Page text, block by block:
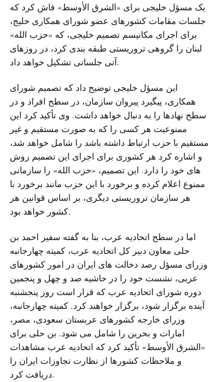
یک مسؤل خلیجی برای «الشرق الأوسط» فاش کرد که
جلسات مقامات کشورهای عضو شورای همکاری خلیج،
برای اجرای مکانیسم تصمیم خلیجی، که «حزب الله»
لبنان را گروهی تروریستی طبقه بندی کرد، در روزهای
آتی جلساتی تشکیل خواهد داد.
این مسؤل خلیجی توضیح داد که تصمیم شورای
همکاری، پیگیرد پیروان سازمان، در سطح افراد و در
سطح نهادها را به دنبال خواهد داشت. وی تأکید کرد این
ممنوعیت هر کسی را که به صورت مستقیم و غیر
مستقیم با حزب ارتباط داشته باشد را شامل خواهد شد،
و اشاره کرد هر کشوری برای اجرای این تصمیم روش
های خود را دارد. این تصمیم، «حزب الله» را سازمانی
ممنوع اعلام کرده و برخورد با این حزب مانند برخورد با
هر سازمان تروریستی دیگری، بر اساس قوانین هر
کشور خواهد بود.
اما در سطح اتحادیه عرب، بنا به گفته سفیر احمد بن
حلی معاون دبیر کل اتحادیه عرب، کمیته چهارجانبه
وزرای مسؤل رصد دخالت های ایران در امور کشورهای
عربی، نشست خود را در حاشیه صد و چهل و پنجمین
دوره شورای اتحادیه عرب که قرار است روز پنجشنبه
آینده برگزار شود، برگزار خواهند کرد. کمیته چهارجانبه،
وزرای خارجه کشورهای عربستان سعودی، مصر،
امارات و بحرین را شامل می شود. بن حلی برای
«الشرق الأوسط» تأکید کرد که اتحادیه عرب مشاهدات
و ملاحظات کشورها از نظارت تجاوزات ایران را
دریافت کرد.